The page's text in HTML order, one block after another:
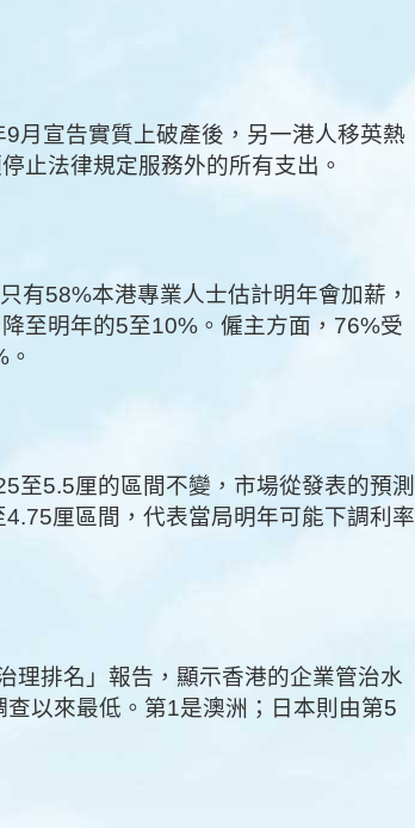
月宣告實質上破產後，另一港人移英熱
止法律規定服務外的所有支出。
有58%本港專業人士估計明年會加薪，
至明年的5至10%。僱主方面，76%受
至5.5厘的區間不變，市場從發表的預測
厘區間，代表當局明年可能下調利率
理排名」報告，顯示香港的企業管治水
以來最低。第1是澳洲；日本則由第5